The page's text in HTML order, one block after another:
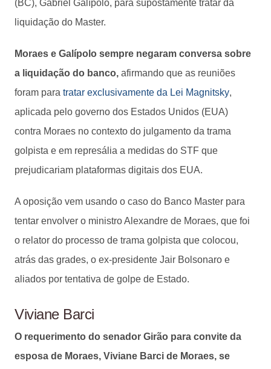
(BC), Gabriel Galípolo, para supostamente tratar da
liquidação do Master.
Moraes e Galípolo sempre negaram conversa sobre
a liquidação do banco, afirmando que as reuniões
foram para tratar exclusivamente da Lei Magnitsky,
aplicada pelo governo dos Estados Unidos (EUA)
contra Moraes no contexto do julgamento da trama
golpista e em represália a medidas do STF que
prejudicariam plataformas digitais dos EUA.
A oposição vem usando o caso do Banco Master para
tentar envolver o ministro Alexandre de Moraes, que foi
o relator do processo de trama golpista que colocou,
atrás das grades, o ex-presidente Jair Bolsonaro e
aliados por tentativa de golpe de Estado.
Viviane Barci
O requerimento do senador Girão para convite da
esposa de Moraes, Viviane Barci de Moraes, se